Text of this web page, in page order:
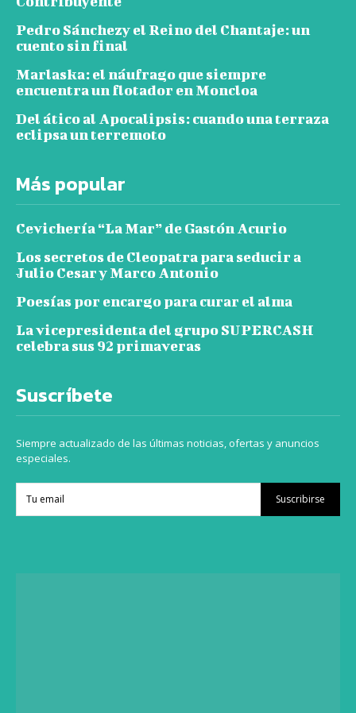
Pedro Sánchezy el Reino del Chantaje: un
cuento sin final
Marlaska: el náufrago que siempre
encuentra un flotador en Moncloa
Del ático al Apocalipsis: cuando una terraza
eclipsa un terremoto
Más popular
Cevichería “La Mar” de Gastón Acurio
Los secretos de Cleopatra para seducir a
Julio Cesar y Marco Antonio
Poesías por encargo para curar el alma
La vicepresidenta del grupo SUPERCASH
celebra sus 92 primaveras
Suscríbete
Siempre actualizado de las últimas noticias, ofertas y anuncios
especiales.
Suscribirse